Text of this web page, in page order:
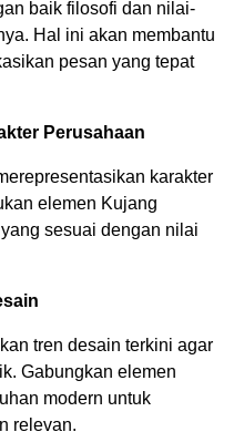
baik filosofi dan nilai-
Hal ini akan membantu
pesan yang tepat
Perusahaan
karakter
elemen Kujang
sesuai dengan nilai
tren desain terkini agar
Gabungkan elemen
modern untuk
relevan.